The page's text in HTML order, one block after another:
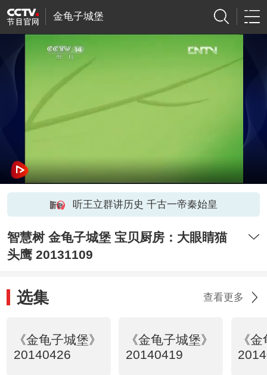
金龟子城堡
听王立群讲历史 千古一帝秦始皇
智慧树 金龟子城堡 宝贝厨房：大眼睛猫
头鹰 20131109
选集 查看更多
《金龟子城堡》
20140426
《金龟子城堡》
20140419
《